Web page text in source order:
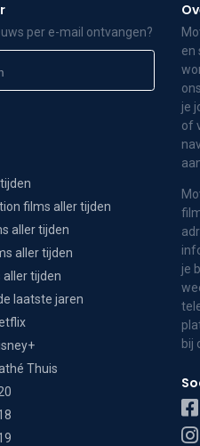
per e-mail ontvangen?
films aller tijden
aller tijden
aller tijden
tijden
laatste jaren
Thuis
en
je
of
je
bij